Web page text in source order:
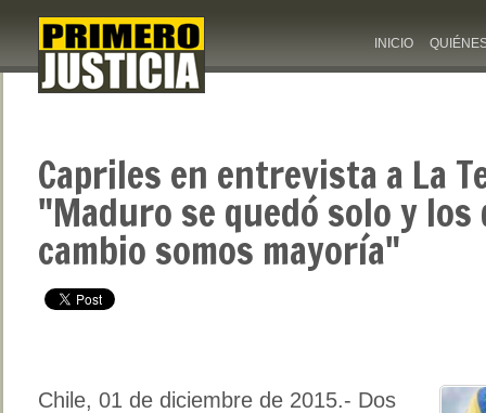
INICIO
Capriles en entrevista a La
"Maduro se quedó solo y
cambio somos mayoría"
Chile, 01 de diciembre de 2015.- Dos